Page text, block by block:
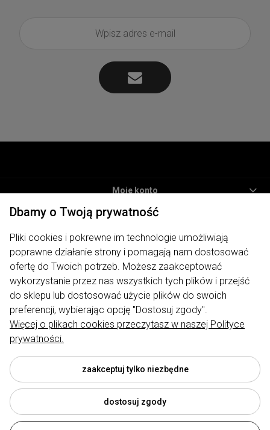
Moje konto
Informacje
Płatności i dostawa
O nas
ODWIEDŹ NAS
Sklep internetowy My Lauren | ul. Traugutta 7, 62-400 Słupca |
biuro@mylauren.pl|730 004 449| NIP: 6671715479 | REGON:
300974891
Dbamy o Twoją prywatność
Pliki cookies i pokrewne im technologie umożliwiają
poprawne działanie strony i pomagają nam dostosować
ofertę do Twoich potrzeb. Możesz zaakceptować
wykorzystanie przez nas wszystkich tych plików i przejść
do sklepu lub dostosować użycie plików do swoich
preferencji, wybierając opcję "Dostosuj zgody".
Więcej o plikach cookies przeczytasz w naszej Polityce
prywatności.
zaakceptuj tylko niezbędne
dostosuj zgody